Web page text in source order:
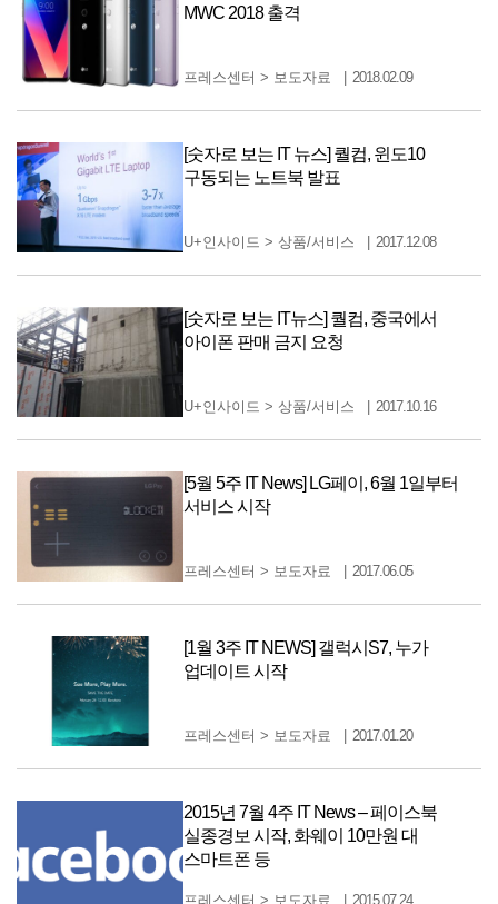
MWC 2018 출격
프레스센터 > 보도자료 2018.02.09
[숫자로 보는 IT 뉴스] 퀄컴, 윈도10
구동되는 노트북 발표
U+인사이드 >상품/서비스 2017.12.08
[숫자로 보는 IT뉴스] 퀄컴, 중국에서
아이폰 판매 금지 요청
U+인사이드 >상품/서비스 2017.10.16
[5월 5주 IT News] LG페이, 6월 1일부터
서비스 시작
프레스센터 > 보도자료 2017.06.05
[1월 3주 IT NEWS] 갤럭시S7, 누가
업데이트 시작
프레스센터 > 보도자료 2017.01.20
2015년 7월 4주 IT News – 페이스북
실종경보 시작, 화웨이 10만원 대
스마트폰 등
프레스센터 > 보도자료 2015.07.24